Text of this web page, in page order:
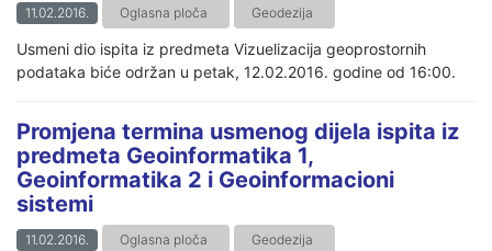
11.02.2016. Oglasna ploča Geodezija
Usmeni dio ispita iz predmeta Vizuelizacija geoprostornih
podataka biće održan u petak, 12.02.2016. godine od 16:00.
Promjena termina usmenog dijela ispita iz
predmeta Geoinformatika 1,
Geoinformatika 2 i Geoinformacioni
sistemi
11.02.2016. Oglasna ploča
Geodezija